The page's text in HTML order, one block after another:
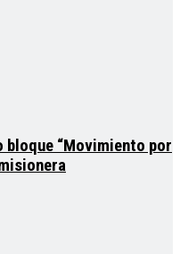
“Movimiento por